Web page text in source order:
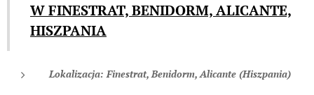
W FINESTRAT, BENIDORM, ALICANTE,
HISZPANIA
Lokalizacja: Finestrat, Benidorm, Alicante (Hiszpania)